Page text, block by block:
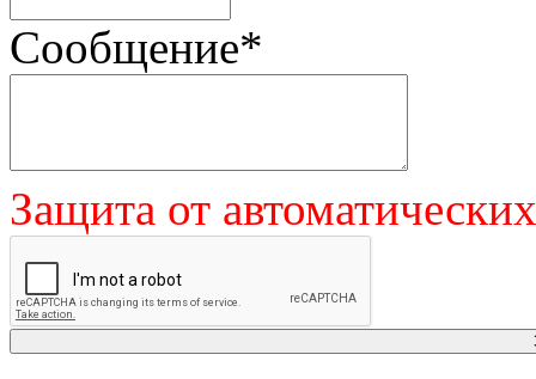
Сообщение*
Защита от